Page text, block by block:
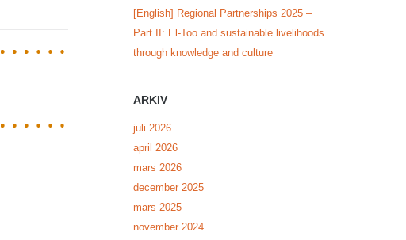
[English] Regional Partnerships 2025 –
Part II: El-Too and sustainable livelihoods
through knowledge and culture
ARKIV
juli 2026
april 2026
mars 2026
december 2025
mars 2025
november 2024